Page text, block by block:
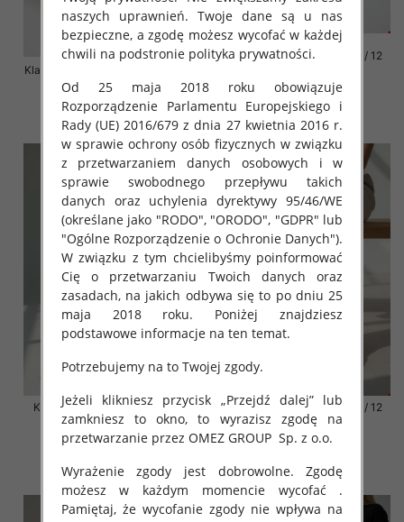
Klapki damskie Roz 36-41 / 12 par
72.00 zł
szczegóły
Klapki damskie Roz 36-42 / 12
76.00 zł
szczegóły
Klapki damskie Roz 36-42 / 12
par
41.00 zł
szczegóły
Klapki damskie Roz 36-42 / 12
par
41.00 zł
szczegóły
naszych uprawnień. Twoje dane są u nas
bezpieczne, a zgodę możesz wycofać w każdej
chwili na podstronie polityka prywatności.
Od 25 maja 2018 roku obowiązuje
Rozporządzenie Parlamentu Europejskiego i
Rady (UE) 2016/679 z dnia 27 kwietnia 2016 r.
w sprawie ochrony osób fizycznych w związku
z przetwarzaniem danych osobowych i w
sprawie swobodnego przepływu takich
danych oraz uchylenia dyrektywy 95/46/WE
(określane jako "RODO", "ORODO", "GDPR" lub
"Ogólne Rozporządzenie o Ochronie Danych").
W związku z tym chcielibyśmy poinformować
Cię o przetwarzaniu Twoich danych oraz
zasadach, na jakich odbywa się to po dniu 25
maja 2018 roku. Poniżej znajdziesz
podstawowe informacje na ten temat.
Potrzebujemy na to Twojej zgody.
Jeżeli klikniesz przycisk „Przejdź dalej” lub
zamkniesz to okno, to wyrazisz zgodę na
przetwarzanie przez OMEZ GROUP Sp. z o.o.
Wyrażenie zgody jest dobrowolne. Zgodę
możesz w każdym momencie wycofać .
Pamiętaj, że wycofanie zgody nie wpływa na